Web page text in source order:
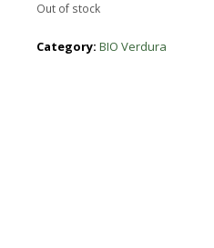
Out of stock
Category: BIO Verdura